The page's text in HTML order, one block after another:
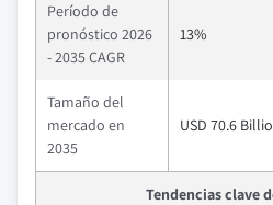
Período de
pronóstico 2026
- 2035 CAGR
13%
Tamaño del
mercado en
2035
USD 70.6
Tendencias clave